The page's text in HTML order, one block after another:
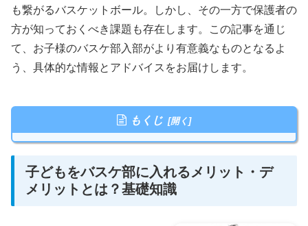
も繋がるバスケットボール。しかし、その一方で保護者の
方が知っておくべき課題も存在します。この記事を通じ
て、お子様のバスケ部入部がより有意義なものとなるよ
う、具体的な情報とアドバイスをお届けします。
もくじ
子どもをバスケ部に入れるメリット・デ
メリットとは？基礎知識